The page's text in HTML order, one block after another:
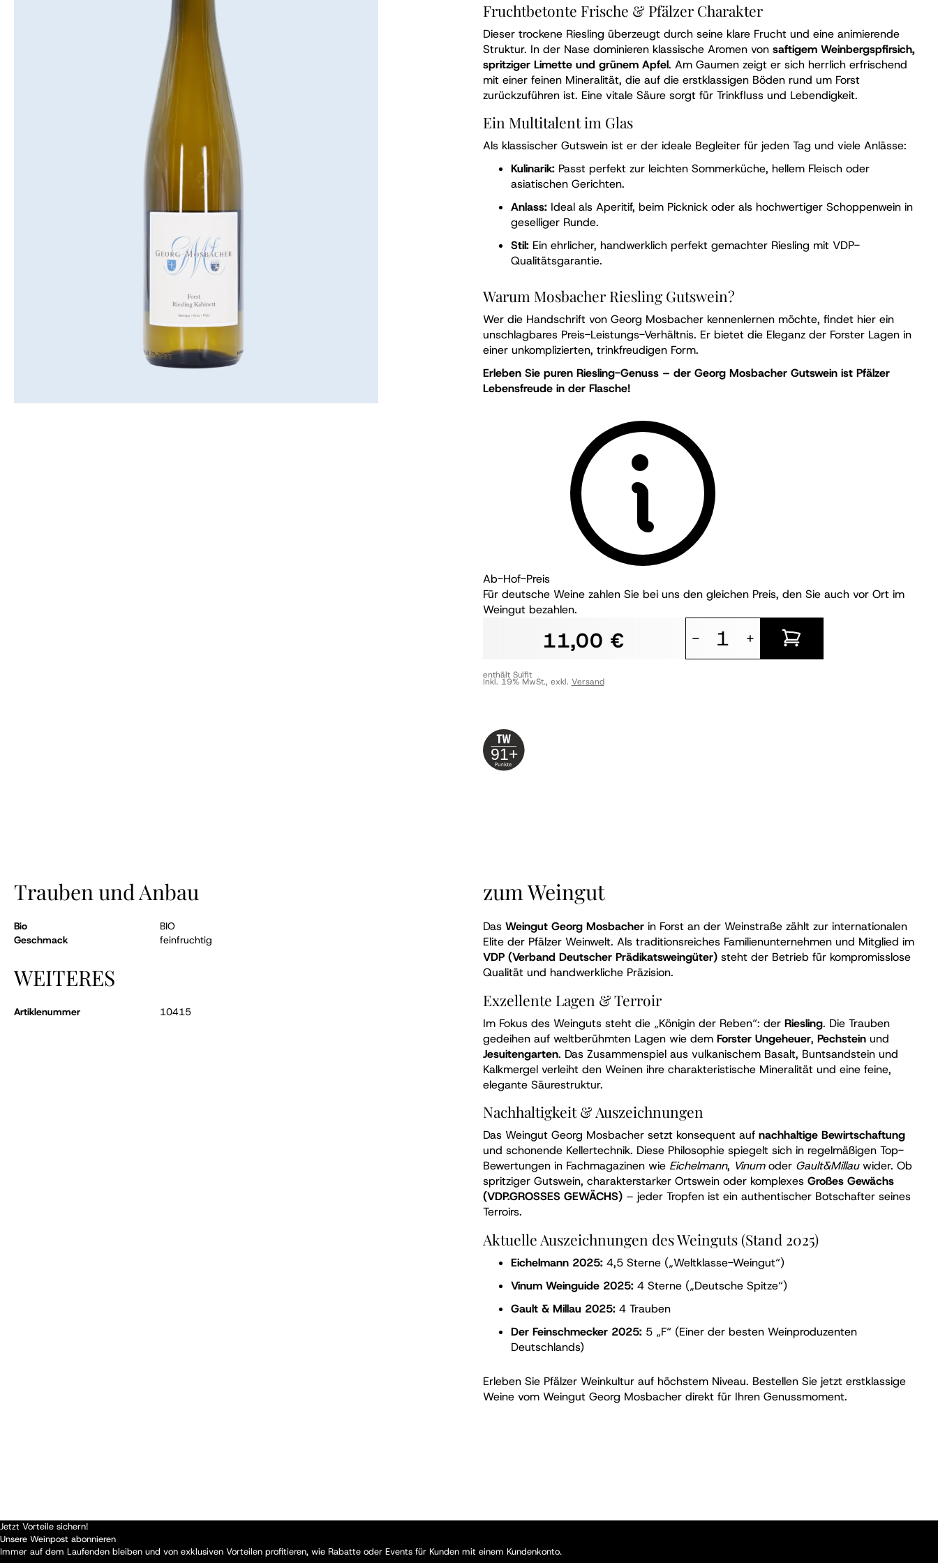
Fruchtbetonte Frische & Pfälzer Charakter
Dieser trockene Riesling überzeugt durch seine klare Frucht und eine animierende
Struktur. In der Nase dominieren klassische Aromen von saftigem Weinbergspfirsich,
spritziger Limette und grünem Apfel. Am Gaumen zeigt er sich herrlich erfrischend
mit einer feinen Mineralität, die auf die erstklassigen Böden rund um Forst
zurückzuführen ist. Eine vitale Säure sorgt für Trinkfluss und Lebendigkeit.
Ein Multitalent im Glas
Als klassischer Gutswein ist er der ideale Begleiter für jeden Tag und viele Anlässe:
Kulinarik:Passt perfekt zur leichten Sommerküche, hellem Fleisch oder
asiatischen Gerichten.
Anlass:Ideal als Aperitif, beim Picknick oder als hochwertiger Schoppenwein in
geselliger Runde.
Stil:Ein ehrlicher, handwerklich perfekt gemachter Riesling mit VDP-
Qualitätsgarantie.
Warum Mosbacher Riesling Gutswein?
Wer die Handschrift von Georg Mosbacher kennenlernen möchte, findet hier ein
unschlagbares Preis-Leistungs-Verhältnis. Er bietet die Eleganz der Forster Lagen in
einer unkomplizierten, trinkfreudigen Form.
Erleben Sie puren Riesling-Genuss – der Georg Mosbacher Gutswein ist Pfälzer
Lebensfreude in der Flasche!
Ab-Hof-Preis
Für deutsche Weine zahlen Sie bei uns den gleichen Preis, den Sie auch vor Ort im
Weingut bezahlen.
11,00 €
Inkl. 19% MwSt., exkl. Versand
- +
enthält Sulfit
91+
zum Weingut
Das Weingut Georg Mosbacherin Forst an der Weinstraße zählt zur internationalen
Elite der Pfälzer Weinwelt. Als traditionsreiches Familienunternehmen und Mitglied im
VDP (Verband Deutscher Prädikatsweingüter)steht der Betrieb für kompromisslose
Qualität und handwerkliche Präzision.
Exzellente Lagen & Terroir
Im Fokus des Weinguts steht die „Königin der Reben“: der Riesling. Die Trauben
gedeihen auf weltberühmten Lagen wie dem Forster Ungeheuer, Pechsteinund
Jesuitengarten. Das Zusammenspiel aus vulkanischem Basalt, Buntsandstein und
Kalkmergel verleiht den Weinen ihre charakteristische Mineralität und eine feine,
elegante Säurestruktur.
Nachhaltigkeit & Auszeichnungen
Das Weingut Georg Mosbacher setzt konsequent auf nachhaltige Bewirtschaftung
und schonende Kellertechnik. Diese Philosophie spiegelt sich in regelmäßigen Top-
Bewertungen in Fachmagazinen wie Eichelmann, Vinumoder Gault&Millauwider. Ob
spritziger Gutswein, charakterstarker Ortswein oder komplexes Großes Gewächs
(VDP.GROSSES GEWÄCHS)– jeder Tropfen ist ein authentischer Botschafter seines
Terroirs.
Aktuelle Auszeichnungen des Weinguts (Stand 2025)
Eichelmann 2025:4,5 Sterne („Weltklasse-Weingut“)
Vinum Weinguide 2025:4 Sterne („Deutsche Spitze“)
Gault & Millau 2025:4 Trauben
Der Feinschmecker 2025:5 „F“ (Einer der besten Weinproduzenten
Deutschlands)
Erleben Sie Pfälzer Weinkultur auf höchstem Niveau. Bestellen Sie jetzt erstklassige
Weine vom Weingut Georg Mosbacher direkt für Ihren Genussmoment.
Trauben und Anbau
Bio
BIO
Geschmack
feinfruchtig
WEITERES
Artiklenummer 10415
Jetzt Vorteile sichern!
Unsere Weinpost abonnieren
Immer auf dem Laufenden bleiben und von exklusiven Vorteilen profitieren, wie Rabatte oder Events für Kunden mit einem Kundenkonto.